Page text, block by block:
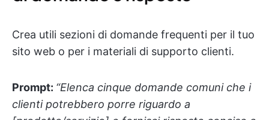
Crea utili sezioni di domande frequenti per il tuo
sito web o per i materiali di supporto clienti.
Prompt: “Elenca cinque domande comuni che i
clienti potrebbero porre riguardo a